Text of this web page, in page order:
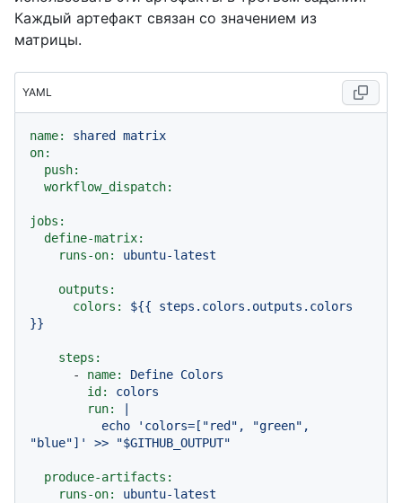
Каждый артефакт связан со значением из
матрицы.
YAML
name: shared
matrix
on:
push:
workflow_dispatch:
jobs:
define-matrix:
runs-on:
ubuntu-latest
outputs:
colors:
${{
steps.colors.outputs.colors
}}
steps:
-
name: Define Colors
id:
colors
run:
produce-artifacts:
runs-on:
ubuntu-latest